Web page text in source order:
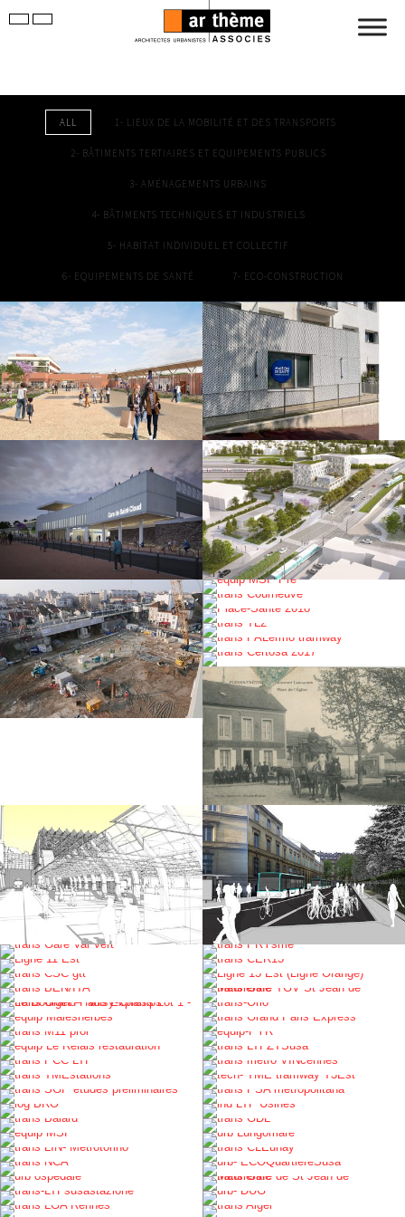
ALL 1- LIEUX DE LA MOBILITÉ ET DES TRANSPORTS
2- BÂTIMENTS TERTIAIRES ET EQUIPEMENTS PUBLICS
3- AMÉNAGEMENTS URBAINS
4- BÂTIMENTS TECHNIQUES ET INDUSTRIELS
5- HABITAT INDIVIDUEL ET COLLECTIF
6- EQUIPEMENTS DE SANTÉ 7- ECO-CONSTRUCTION